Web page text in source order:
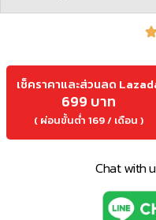
เช็คราคาและส่วนลด
699 บาท
( ผ่อนขั้นต่ำ 169 / เดือน )
Chat with